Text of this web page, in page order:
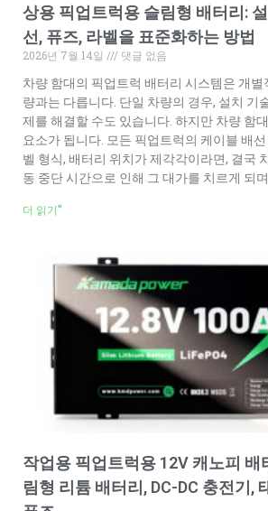
상용 픽업트럭용 슬림형 배터리:
선, 퓨즈, 라벨을 표준화하는 방법
2026년 7월 14일
댓글 없음
차량 함대의 픽업트럭 배터리 시스템은 개
량과는 다릅니다. 단일 차량의 경우, 설치 기
제를 해결할 수도 있습니다. 하지만 차량 함
요소가 됩니다. 모든 픽업트럭의 케이블 배
벨 형식, 배터리 위치가 제각각이라면, 결국
동 중단 시간으로 인해 그 대가를 치르게 되
더 읽기"
작업용 픽업트럭용 12V 캐노피 배
림형 리튬 배터리, DC-DC 충전기,